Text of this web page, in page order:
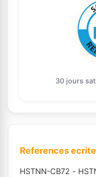
30 jours
References
HSTNN-CB72 -